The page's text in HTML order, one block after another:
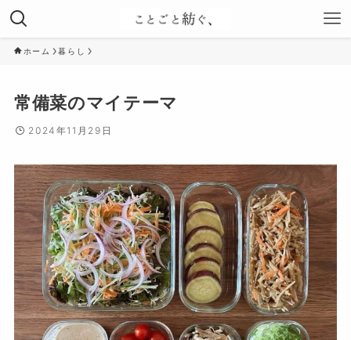
ホーム 暮らし
常備菜のマイテーマ
2024年11月29日